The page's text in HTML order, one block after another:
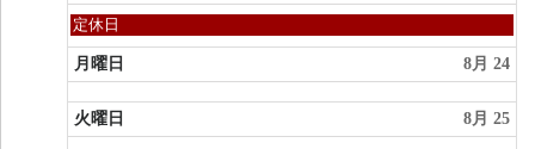
日
曜
日,
8
月
23rd
2026
定休日
月曜日 8月 24
火曜日 8月 25